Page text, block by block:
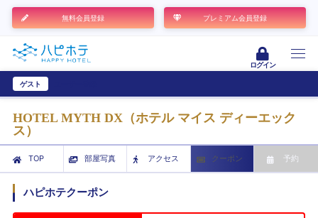
無料会員登録 プレミアム会員登録
ログイン
ゲスト
HOTEL MYTH DX（ホテル マイス ディーエック
ス）
TOP 部屋写真 アクセス クーポン 予約
ハピホテクーポン